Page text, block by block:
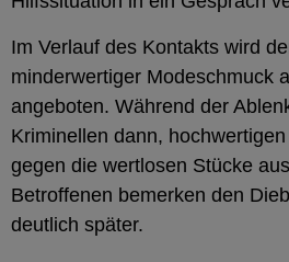
Im Verlauf des Kontakts wird
minderwertiger Modeschmuck
angeboten. Während der
Kriminellen dann,
gegen die wertlosen Stücke
Betroffenen bemerken den
deutlich später.